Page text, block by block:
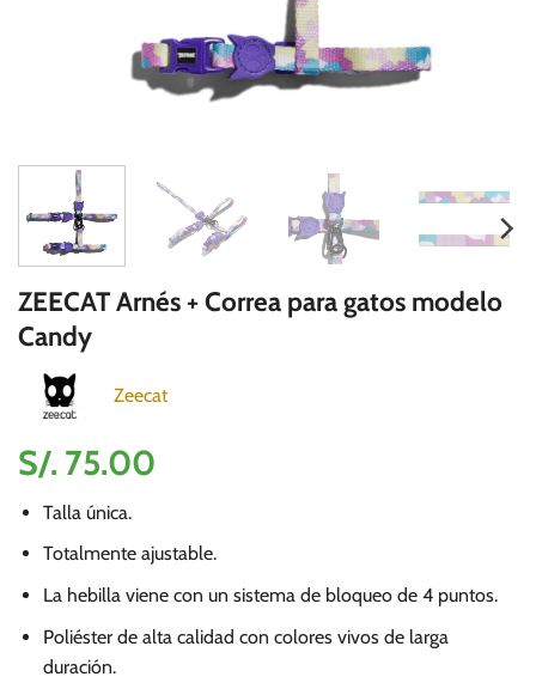
ZEECAT Arnés + Correa para gatos modelo
Candy
Zeecat
S/. 75.00
Talla única.
Totalmente ajustable.
La hebilla viene con un sistema de bloqueo de 4 puntos.
Poliéster de alta calidad con colores vivos de larga
duración.